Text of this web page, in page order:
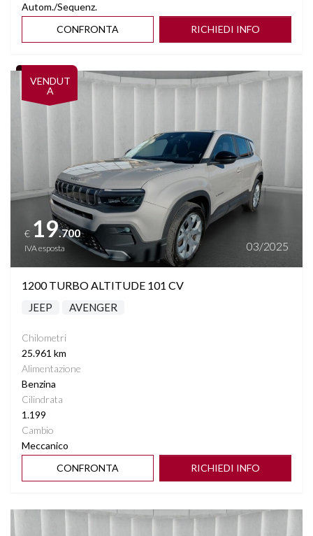
Autom./Sequenz.
CONFRONTA
RICHIEDI INFO
VENDUT
A
Vedi dettagli
€ 19.700
IVA esposta 03/2025
1200 TURBO ALTITUDE 101 CV
JEEP AVENGER
Chilometri
25.961 km
Alimentazione
Benzina
Cilindrata
1.199
Cambio
Meccanico
CONFRONTA
RICHIEDI INFO
Vedi dettagli